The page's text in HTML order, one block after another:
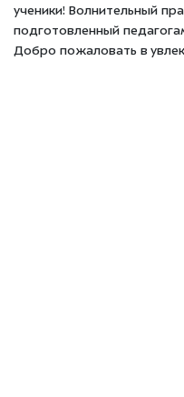
ученики! Волнительный
подготовленный
Добро пожаловать в